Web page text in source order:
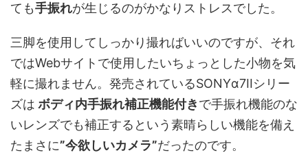
ても手振れが生じるのがかなりストレスでした。
三脚を使用してしっかり撮ればいいのですが、それ
ではWebサイトで使用したいちょっとした小物を気
軽に撮れません。発売されているSONYα7IIシリー
ズは ボディ内手振れ補正機能付きで手振れ機能のな
いレンズでも補正するという素晴らしい機能を備え
たまさに”今欲しいカメラ”だったのです。